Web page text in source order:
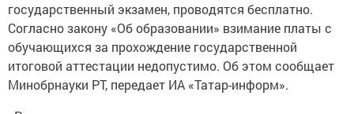
государственный экзамен, проводятся бесплатно.
Согласно закону «Об образовании» взимание платы с
обучающихся за прохождение государственной
итоговой аттестации недопустимо. Об этом сообщает
Минобрнауки РТ, передает ИА «Татар-информ».